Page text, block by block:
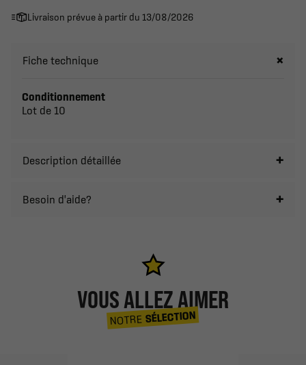
Livraison prévue à partir du 13/08/2026
Fiche technique
Conditionnement
Lot de 10
Description détaillée
Besoin d'aide?
VOUS ALLEZ AIMER
NOTRESÉLECTION